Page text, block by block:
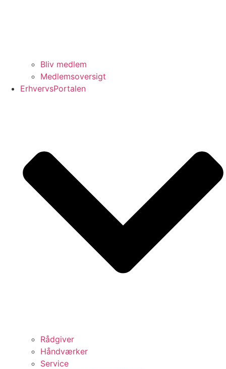
Bliv medlem
Medlemsoversigt
ErhvervsPortalen
Rådgiver
Håndværker
Service